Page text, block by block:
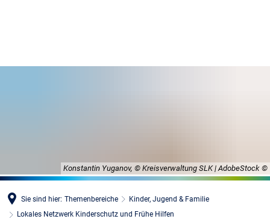
Konstantin Yuganov, © Kreisverwaltung SLK | AdobeStock
Sie sind hier: Themenbereiche
Kinder, Jugend & Familie
Lokales Netzwerk Kinderschutz und Frühe Hilfen